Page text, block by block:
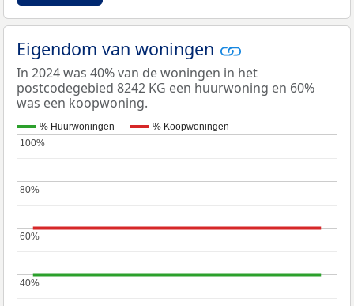
Eigendom van woningen
In 2024 was 40% van de woningen in het
postcodegebied 8242 KG een huurwoning en 60%
was een koopwoning.
% Huurwoningen % Koopwoningen
40%
40%
60%
60%
80%
80%
100%
100%